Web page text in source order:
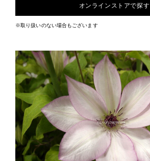
オンラインストアで探す
※取り扱いのない場合もございます